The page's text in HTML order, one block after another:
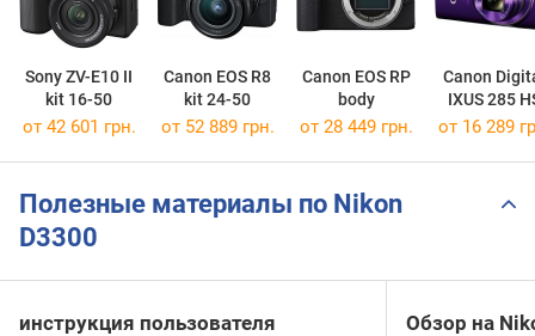
Sony ZV-E10 II
kit 16-50
Canon EOS R8
kit 24-50
Canon EOS RP
body
Canon
IXUS 285
от 42 601 грн. от 52 889 грн. от 28 449 грн. от 16 289
Полезные материалы по Nikon
D3300
инструкция пользователя Обзор на